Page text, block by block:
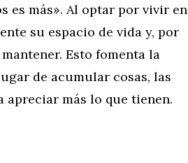
es más». Al optar por vivir en
su espacio de vida y, por
Esto fomenta la
de acumular cosas, las
apreciar más lo que tienen.